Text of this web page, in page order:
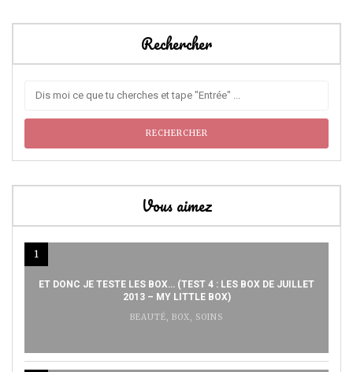
Rechercher
Vous aimez
1
ET DONC JE TESTE LES BOX… (TEST 4 : LES BOX DE JUILLET
2013 – MY LITTLE BOX)
BEAUTÉ, BOX, SOINS